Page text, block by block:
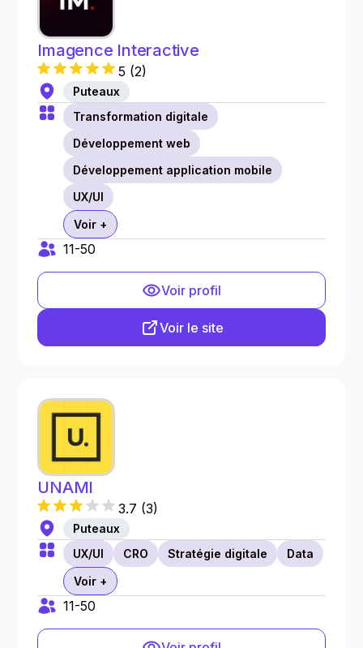
Imagence Interactive
5 (2)
Puteaux
Transformation digitale
Développement web
Développement application mobile
UX/UI
Voir +
11-50
Voir profil
Voir le site
UNAMI
3.7 (3)
Puteaux
UX/UI
CRO Stratégie digitale
Data
Voir +
11-50